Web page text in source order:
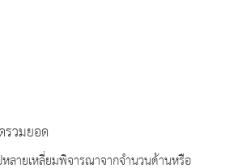
วมยอด
ลายเหลี่ยมพิจารณาจากจำนวนด้านหรือ